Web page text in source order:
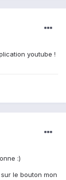
youtube !
:)
le bouton mon